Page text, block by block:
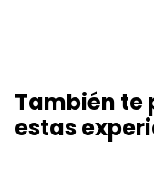
También te
estas